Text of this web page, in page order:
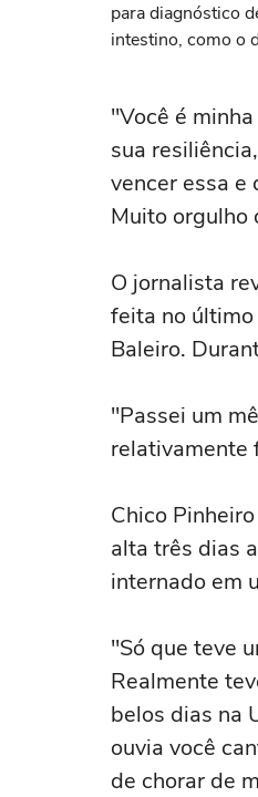
para diagnóstico
intestino, como o
"Você é
sua
vencer essa e
Muito orgulho
O jornalista
feita no
Baleiro.
"Passei um
relativamente
Chico
alta três dias
internado em
"Só que teve
Realmente
belos dias na
ouvia você
de chorar de